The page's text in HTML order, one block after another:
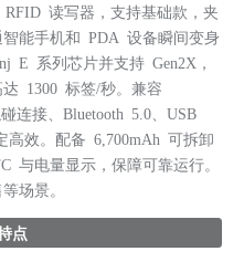
读写器，支持基础款，夹
能手机和 PDA 设备瞬间变身
E 系列芯片并支持 Gen2X，
1300 标签/秒。兼容
连接、Bluetooth 5.0、USB
高效。配备 6,700mAh 可拆卸
与电量显示，保障可靠运行。
场景。
点